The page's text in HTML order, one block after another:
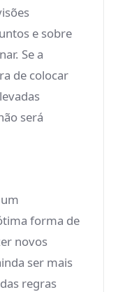
e sobre
Se a
de colocar
será
forma de
novos
ser mais
regras